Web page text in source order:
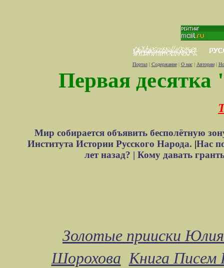
Портал| Содержание| О нас| Авторам|
Первая десятка
Мир собирается объявить бесполётную
Института Истории Русского Народа. |Нас
лет назад? | Кому давать
Золотые прииски
Шорохова Книга Писем